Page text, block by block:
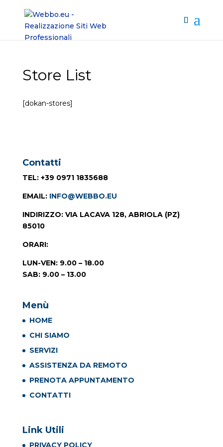
Store List
[dokan-stores]
Contatti
TEL: +39 0971 1835688
EMAIL: INFO@WEBBO.EU
INDIRIZZO: VIA LACAVA 128, ABRIOLA (PZ)
85010
ORARI:
LUN-VEN: 9.00 – 18.00
SAB: 9.00 – 13.00
Menù
HOME
CHI SIAMO
SERVIZI
ASSISTENZA DA REMOTO
PRENOTA APPUNTAMENTO
CONTATTI
Link Utili
PRIVACY POLICY